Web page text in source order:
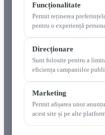
Funcționalitate
Permit reținerea
pentru o experiență
Direcționare
Sunt folosite pentru a
eficiența campaniilor
Marketing
Permit afișarea unor
acest site și pe alte